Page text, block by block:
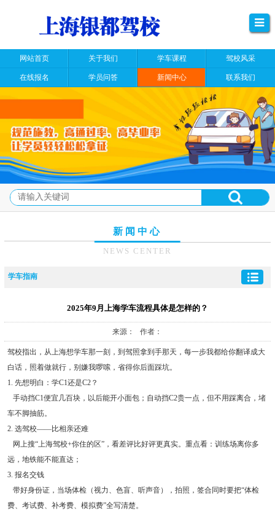
网站首页 关于我们 学车课程 驾校风采
在线报名 学员问答 新闻中心 联系我们
新闻中心
NEWS CENTER
学车指南
2025年9月上海学车流程具体是怎样的？
来源： 作者：
驾校指出，从上海想学车那一刻，到驾照拿到手那天，每一步我都给你翻译成大
白话，照着做就行，别嫌我啰嗦，省得你后面踩坑。
1. 先想明白：学C1还是C2？
手动挡C1便宜几百块，以后能开小面包；自动挡C2贵一点，但不用踩离合，堵
车不脚抽筋。
2. 选驾校——比相亲还难
网上搜“上海驾校+你住的区”，看差评比好评更真实。重点看：训练场离你多
远，地铁能不能直达；
3. 报名交钱
带好身份证，当场体检（视力、色盲、听声音），拍照，签合同时要把“体检
费、考试费、补考费、模拟费”全写清楚。